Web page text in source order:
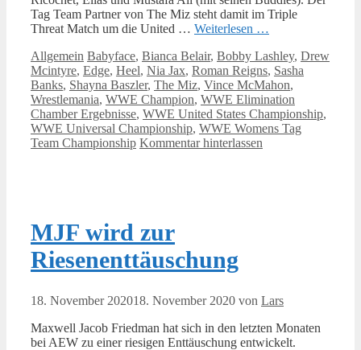
Tag Team Partner von The Miz steht damit im Triple
Threat Match um die United … Weiterlesen …
Kategorien
Allgemein Schlagwörter
Babyface, Bianca Belair, Bobby Lashley, Drew
Mcintyre, Edge, Heel, Nia Jax, Roman Reigns, Sasha
Banks, Shayna Baszler, The Miz, Vince McMahon,
Wrestlemania, WWE Champion, WWE Elimination
Chamber Ergebnisse, WWE United States Championship,
WWE Universal Championship, WWE Womens Tag
Team Championship Kommentar hinterlassen
MJF wird zur
Riesenenttäuschung
18. November 202018. November 2020 von Lars
Maxwell Jacob Friedman hat sich in den letzten Monaten
bei AEW zu einer riesigen Enttäuschung entwickelt.